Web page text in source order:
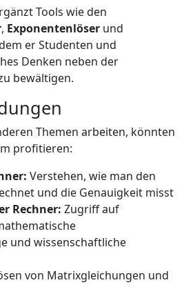
Tools wie den
, Exponentenlöser und
er Studenten und
Denken neben der
bewältigen.
Themen arbeiten, könnten
profitieren:
Verstehen, wie man den
und die Genauigkeit misst
Rechner: Zugriff auf
und wissenschaftliche
von Matrixgleichungen und